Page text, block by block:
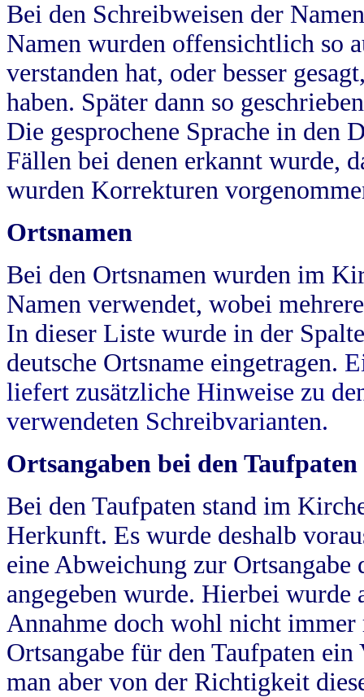
Bei den Schreibweisen der
Namen wurden offensichtlich so
verstanden hat, oder besser
haben. Später dann so
Die gesprochene Sprache in
Fällen bei denen erkannt wurde,
wurden Korrekturen
Ortsnamen
Bei den Ortsnamen wurden im
Namen verwendet, wobei
In dieser Liste wurde in der
deutsche Ortsname eingetragen.
liefert zusätzliche Hinweise zu
verwendeten Schreibvarianten.
Ortsangaben bei den Taufpaten
Bei den Taufpaten stand im
Herkunft. Es wurde deshalb
eine Abweichung zur
angegeben wurde. Hierbei wurde
Annahme doch wohl nicht
Ortsangabe für den Taufpaten
man aber von der Richtigkeit